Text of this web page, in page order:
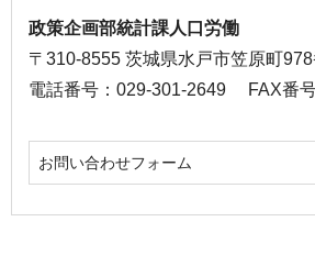
政策企画部統計課人口労働
〒310-8555 茨城県水戸市笠原町
電話番号：029-301-2649
FAX番
お問い合わせフォーム